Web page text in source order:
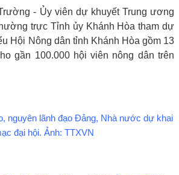
- Ủy viên dự khuyết Trung ương
trực Tỉnh ủy Khánh Hòa tham dự
Hội Nông dân tỉnh Khánh Hòa gồm 13
gần 100.000 hội viên nông dân trên
nguyên lãnh đạo Đảng, Nhà nước dự khai
đại hội. Ảnh: TTXVN